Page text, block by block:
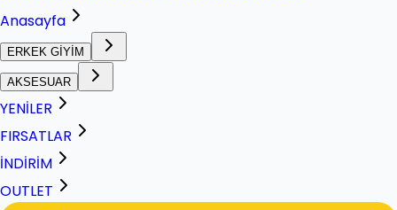
Anasayfa
ERKEK GİYİM
AKSESUAR
YENİLER
FIRSATLAR
İNDİRİM
OUTLET